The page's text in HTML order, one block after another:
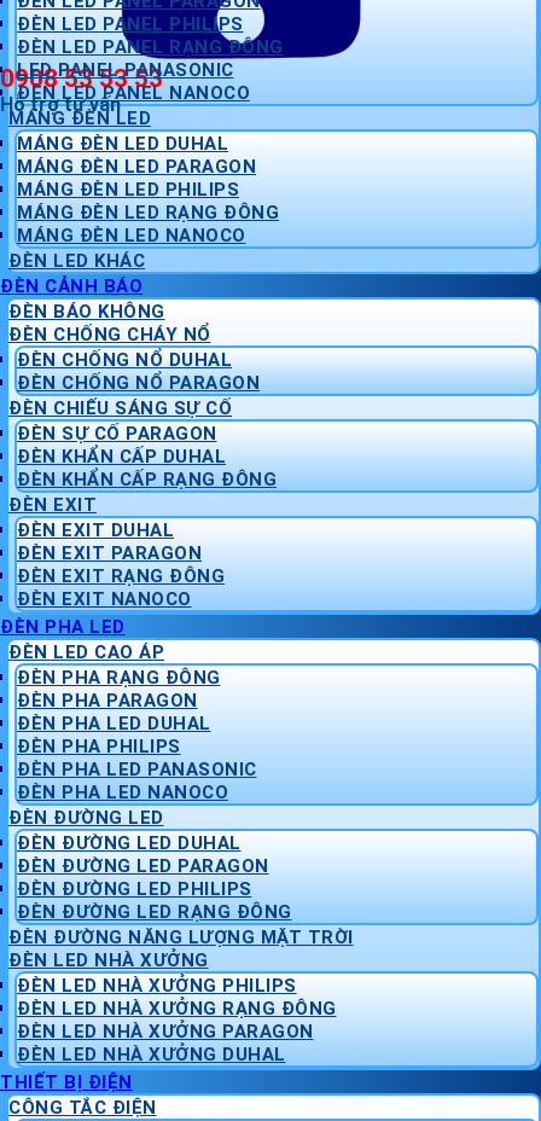
0908 53 53 53
Hỗ trợ tư vấn
ĐÈN LED PANEL PHILIPS
ĐÈN LED PANEL RẠNG ĐÔNG
LED PANEL PANASONIC
ĐÈN LED PANEL NANOCO
MÁNG ĐÈN LED
MÁNG ĐÈN LED DUHAL
MÁNG ĐÈN LED PARAGON
MÁNG ĐÈN LED PHILIPS
MÁNG ĐÈN LED RẠNG ĐÔNG
MÁNG ĐÈN LED NANOCO
ĐÈN LED KHÁC
ĐÈN CẢNH BÁO
ĐÈN BÁO KHÔNG
ĐÈN CHỐNG CHÁY NỔ
ĐÈN CHỐNG NỔ DUHAL
ĐÈN CHỐNG NỔ PARAGON
ĐÈN CHIẾU SÁNG SỰ CỐ
ĐÈN SỰ CỐ PARAGON
ĐÈN KHẨN CẤP DUHAL
ĐÈN KHẨN CẤP RẠNG ĐÔNG
ĐÈN EXIT
ĐÈN EXIT DUHAL
ĐÈN EXIT PARAGON
ĐÈN EXIT RẠNG ĐÔNG
ĐÈN EXIT NANOCO
ĐÈN PHA LED
ĐÈN LED CAO ÁP
ĐÈN PHA RẠNG ĐÔNG
ĐÈN PHA PARAGON
ĐÈN PHA LED DUHAL
ĐÈN PHA PHILIPS
ĐÈN PHA LED PANASONIC
ĐÈN PHA LED NANOCO
ĐÈN ĐƯỜNG LED
ĐÈN ĐƯỜNG LED DUHAL
ĐÈN ĐƯỜNG LED PARAGON
ĐÈN ĐƯỜNG LED PHILIPS
ĐÈN ĐƯỜNG LED RẠNG ĐÔNG
ĐÈN ĐƯỜNG NĂNG LƯỢNG MẶT TRỜI
ĐÈN LED NHÀ XƯỞNG
ĐÈN LED NHÀ XƯỞNG PHILIPS
ĐÈN LED NHÀ XƯỞNG RẠNG ĐÔNG
ĐÈN LED NHÀ XƯỞNG PARAGON
ĐÈN LED NHÀ XƯỞNG DUHAL
THIẾT BỊ ĐIỆN
CÔNG TẮC ĐIỆN